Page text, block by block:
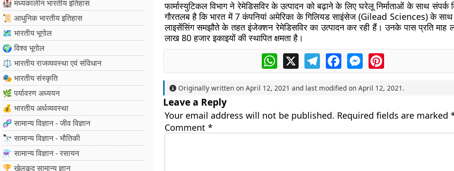
🏰 मध्यकालीन भारतीय इतिहास
📜 आधुनिक भारतीय इतिहास
🗺️ भारतीय भूगोल
🌍 विश्व भूगोल
⚖️ भारतीय राजव्यवस्था एवं संविधान
🎭 भारतीय संस्कृति
🌿 पर्यावरण अध्ययन
💰 भारतीय अर्थव्यवस्था
🧬 सामान्य विज्ञान - जीव विज्ञान
🔭 सामान्य विज्ञान - भौतिकी
⚗️ सामान्य विज्ञान - रसायन
🏆 खेलकूद सामान्य ज्ञान
फार्मास्युटिकल विभाग ने रेमेडिसविर के उत्पादन को बढ़ाने के लिए घरेलू निर्माताओं के साथ संपर्क
गौरतलब है कि भारत में 7 कंपनियां अमेरिका के गिलियड साइंसेज (Gilead Sciences) के
लाइसेंसिंग समझौते के तहत इंजेक्शन रेमेडिसविर का उत्पादन कर रही हैं। उनके पास प्रति माह
लाख 80 हजार इकाइयों की स्थापित क्षमता है।
WhatsApp
X TelegramFacebookMessengerPinterest
Originally written on April 12, 2021 and last modified on April 12, 2021 .
Leave a Reply
Your email address will not be published. Required fields are marked
Comment *